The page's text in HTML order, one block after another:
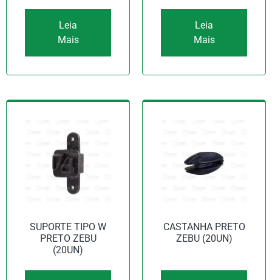
Leia
Mais
Leia
Mais
SUPORTE TIPO W
PRETO ZEBU
(20UN)
CASTANHA PRETO
ZEBU (20UN)